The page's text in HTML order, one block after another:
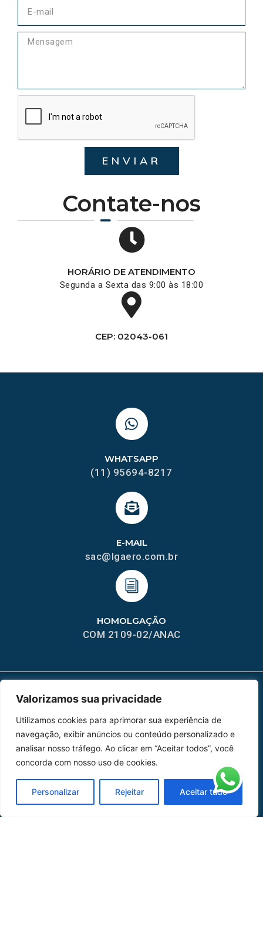
Valorizamos sua privacidade
Utilizamos cookies para aprimorar sua experiência de
navegação, exibir anúncios ou conteúdo personalizado e
analisar nosso tráfego. Ao clicar em “Aceitar todos”, você
concorda com nosso uso de cookies.
Personalizar Rejeitar Aceitar tudo
Contate-nos
HORÁRIO DE ATENDIMENTO
Segunda a Sexta das 9:00 às 18:00
CEP: 02043-061
ENVIAR
HOMOLGAÇÃO
COM 2109-02/ANAC
E-MAIL
sac@lgaero.com.br
WHATSAPP
(11) 95694-8217
Peças
Catálogo de Aplicações